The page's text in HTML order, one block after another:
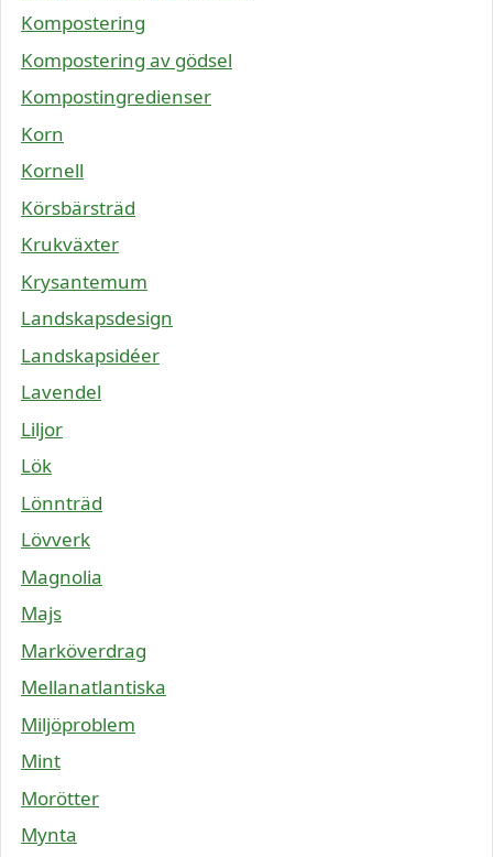
Kompostering
Kompostering av gödsel
Kompostingredienser
Korn
Kornell
Körsbärsträd
Krukväxter
Krysantemum
Landskapsdesign
Landskapsidéer
Lavendel
Liljor
Lök
Lönnträd
Lövverk
Magnolia
Majs
Marköverdrag
Mellanatlantiska
Miljöproblem
Mint
Morötter
Mynta